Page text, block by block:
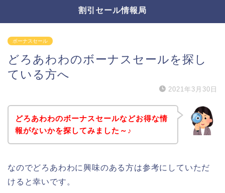
割引セール情報局
ボーナスセール
どろあわわのボーナスセールを探し
ている方へ
2021年3月30日
どろあわわのボーナスセールなどお得な情
報がないかを探してみました～♪
なのでどろあわわに興味のある方は参考にしていただ
けると幸いです。